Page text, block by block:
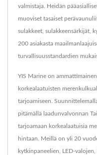
valmistaja. Heidän
muoviset tasaiset
sulakkeet, sulakkeensärkijät,
200 asiakasta
turvallisuusstandardien
YIS Marine on
korkealaatuisten
tarjoamiseen.
pitämällä laadunvalvonnan
tarjoamaan korkealaatuisia
hintaan. Meillä on yli 20
kytkinpaneelien, LED-